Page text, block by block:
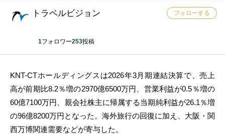
トラベルビジョン
1フォロワー253投稿
フォローする
KNT-CTホールディングスは2026年3月期連結決算で、売上
高が前期比8.2％増の2970億6500万円、営業利益が0.5％増の
60億7100万円、親会社株主に帰属する当期純利益が26.1％増
の96億8200万円となった。海外旅行の回復に加え、大阪・関
西万博関連需要などが寄与した。